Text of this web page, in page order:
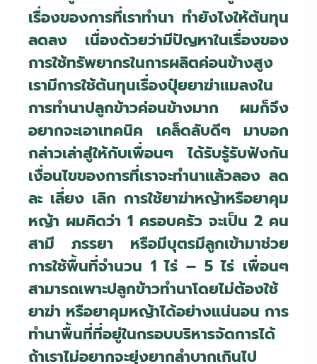
เรื่องของการที่เราทำนา ทำยังไงให้ต้นทุน
ลดลง เนื่องด้วยว่ามีปัญหาในเรื่องของ
การใช้ทรัพยากรในการผลิตค่อนข้างสูง
เรามีการใช้ต้นทุนเรื่องปุ๋ยยาฆ่าแมลงใน
การทำนาปลูกข้าวค่อนข้างมาก ผมก็จึง
อยากจะเอาเทคนิค เคล็ดลับดีๆ มาบอก
กล่าวเล่าสู่ให้กับเพื่อนๆ ได้รับรู้รับฟังกัน
เงื่อนไขของการที่เราจะทำนาแล้วลอง ลด
ละ เลี่ยง เลิก การใช้ยาฆ่าหญ้าหรือยาคุม
หญ้า ผมคิดว่า 1 ครอบครัว จะเป็น 2 คน
สามี ภรรยา หรือมีบุตรมีลูกเข้ามาช่วย
การใช้พื้นที่จำนวน 1 ไร่ – 5 ไร่ เพื่อนๆ
สามารถเพาะปลูกข้าวทำนาโดยไม่ต้องใช้
ยาฆ่า หรือยาคุมหญ้าได้อย่างแน่นอน การ
ทำนาพื้นที่ที่อยู่ในกรอบบริหารจัดการได้
ถ้าเราไม่อยากจะยุ่งยากลำบากเกินไป